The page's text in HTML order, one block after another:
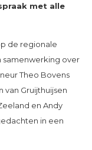
met alle
de regionale
samenwerking over
Theo Bovens
Gruijthuijsen
en Andy
in een